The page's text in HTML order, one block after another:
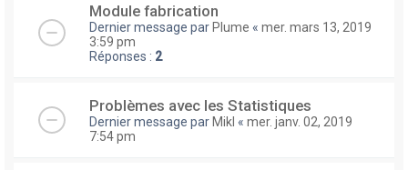
Module fabrication
Dernier message parPlume « mer. mars 13, 2019
3:59 pm
Réponses : 2
Problèmes avec les Statistiques
Dernier message parMikl « mer. janv. 02, 2019
7:54 pm